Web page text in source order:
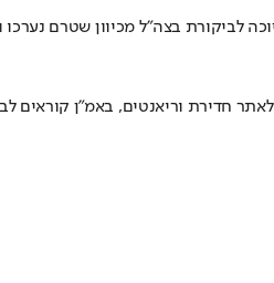
החטיבה עקב מחלה • בצה"ל הוחלט למנות במקומו את אל"מ א' המכהן כיום כראש מחלקת ההכוונה ביחידה 8200 •
חדירת וריאנטים, באמ"ן קוראים